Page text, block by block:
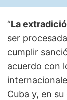
“La
ser
cumplir
acuerdo con
Cuba y, en